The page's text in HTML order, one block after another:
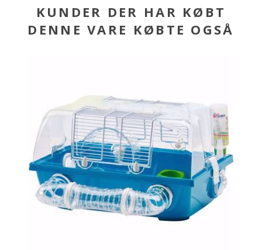
KUNDER DER HAR KØBT
DENNE VARE KØBTE OGSÅ